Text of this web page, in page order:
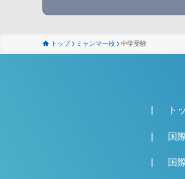
トップ ミャンマー校 中学受験
ト
国
国